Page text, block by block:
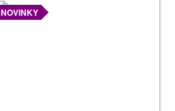
NOVINKY